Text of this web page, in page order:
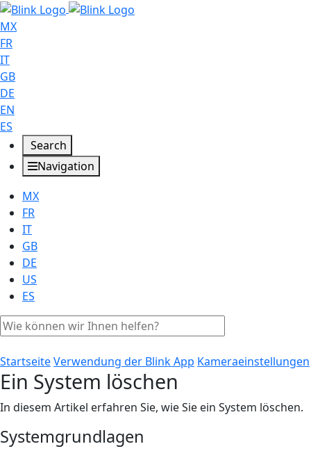
MX
FR
IT
GB
DE
EN
ES
Search
Navigation
MX
FR
IT
GB
DE
US
ES
StartseiteVerwendung der Blink App Kameraeinstellungen
Ein System löschen
In diesem Artikel erfahren Sie, wie Sie ein System löschen.
Systemgrundlagen